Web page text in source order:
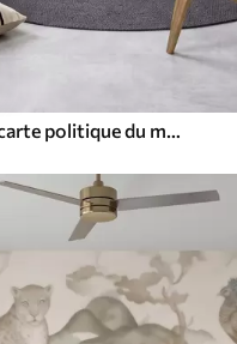
Papiers peints Une carte politique du monde de couleur marron, avec des drapeaux en français